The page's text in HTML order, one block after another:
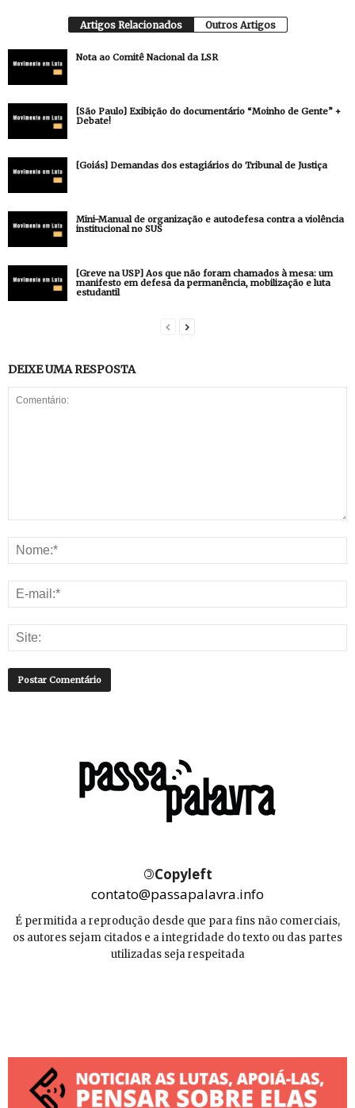
Artigos Relacionados Outros Artigos
Nota ao Comitê Nacional da LSR
[São Paulo] Exibição do documentário “Moinho de Gente” +
Debate!
[Goiás] Demandas dos estagiários do Tribunal de Justiça
Mini-Manual de organização e autodefesa contra a violência
institucional no SUS
[Greve na USP] Aos que não foram chamados à mesa: um
manifesto em defesa da permanência, mobilização e luta
estudantil
DEIXE UMA RESPOSTA
©Copyleft
contato@passapalavra.info
É permitida a reprodução desde que para fins não comerciais,
os autores sejam citados e a integridade do texto ou das partes
utilizadas seja respeitada